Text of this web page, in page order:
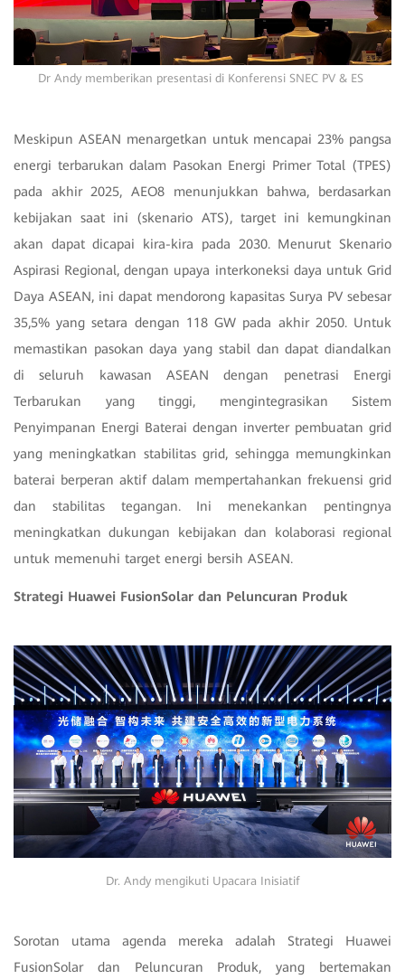
Dr Andy memberikan presentasi di Konferensi SNEC PV & ES
Meskipun ASEAN menargetkan untuk mencapai 23% pangsa
energi terbarukan dalam Pasokan Energi Primer Total (TPES)
pada akhir 2025, AEO8 menunjukkan bahwa, berdasarkan
kebijakan saat ini (skenario ATS), target ini kemungkinan
akan dapat dicapai kira-kira pada 2030. Menurut Skenario
Aspirasi Regional, dengan upaya interkoneksi daya untuk Grid
Daya ASEAN, ini dapat mendorong kapasitas Surya PV sebesar
35,5% yang setara dengan 118 GW pada akhir 2050. Untuk
memastikan pasokan daya yang stabil dan dapat diandalkan
di seluruh kawasan ASEAN dengan penetrasi Energi
Terbarukan yang tinggi, mengintegrasikan Sistem
Penyimpanan Energi Baterai dengan inverter pembuatan grid
yang meningkatkan stabilitas grid, sehingga memungkinkan
baterai berperan aktif dalam mempertahankan frekuensi grid
dan stabilitas tegangan. Ini menekankan pentingnya
meningkatkan dukungan kebijakan dan kolaborasi regional
untuk memenuhi target energi bersih ASEAN.
Strategi Huawei FusionSolar dan Peluncuran Produk
Dr. Andy mengikuti Upacara Inisiatif
Sorotan utama agenda mereka adalah Strategi Huawei
FusionSolar dan Peluncuran Produk, yang bertemakan